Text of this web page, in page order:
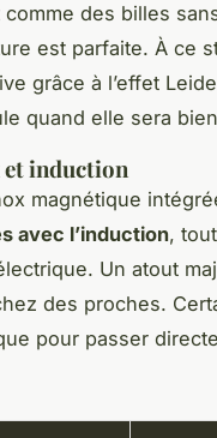
des billes
est parfaite. À ce
grâce à l’effet
quand elle sera
induction
magnétique
avec l’induction,
Un atout
des proches.
pour passer